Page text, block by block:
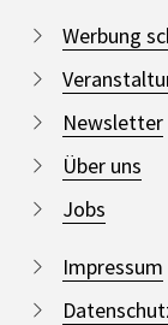
Werbung
Newsletter
Über uns
Jobs
Impressum